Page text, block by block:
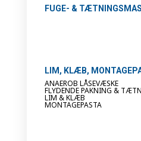
FUGE- &
LIM, KLÆB,
ANAEROB LÅSEVÆSKE
FLYDENDE PAKNING &
LIM & KLÆB
MONTAGEPASTA